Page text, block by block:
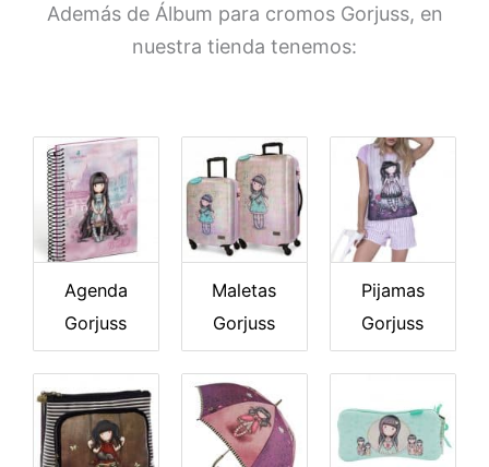
Además de Álbum para cromos Gorjuss, en
nuestra tienda tenemos:
Agenda
Gorjuss
Maletas
Gorjuss
Pijamas
Gorjuss